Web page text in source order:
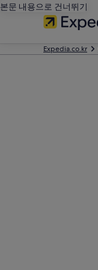
본문 내용으로 건너뛰기
Expedia.co.kr